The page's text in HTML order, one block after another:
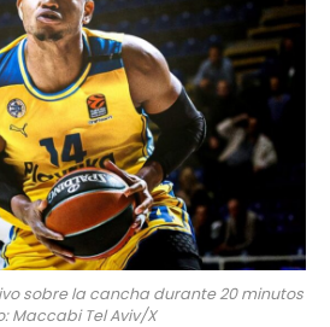
sobre la cancha durante 20 minutos
Maccabi Tel Aviv/X